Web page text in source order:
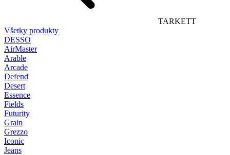
TARKETT
Všetky produkty
DESSO
AirMaster
Arable
Arcade
Defend
Desert
Essence
Fields
Futurity
Grain
Grezzo
Iconic
Jeans